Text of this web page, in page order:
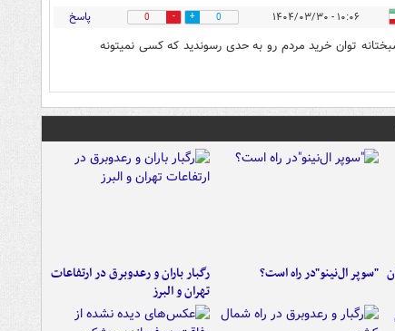
۱۰:۰۶ - ۱۴۰۴/۰۳/۳۰ 0
0 پاسخ
توان خرید مردم رو به حدی رسوندید که کسی نمیتونه
"سوپر ال‌نینو"در راه است؟
رگبار باران و رعدوبرق در ارتفاعات
تهران و البرز